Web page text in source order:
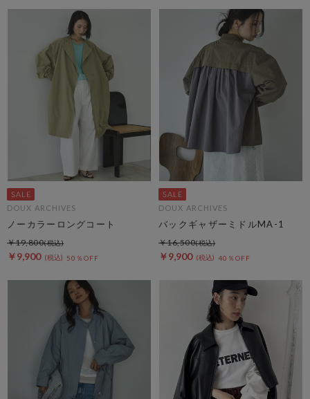
DOUX ARCHIVES
ノーカラーロングコート
￥9,900 50％OFF
￥19,800
DOUX ARCHIVES
バックギャザーミドルMA-1
￥9,900 40％OFF
￥16,500